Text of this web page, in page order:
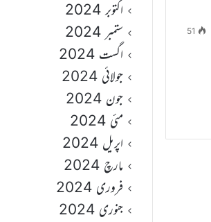
51
اکتوبر 2024
ستمبر 2024
اگست 2024
جولائی 2024
جون 2024
مئی 2024
اپریل 2024
مارچ 2024
فروری 2024
جنوری 2024